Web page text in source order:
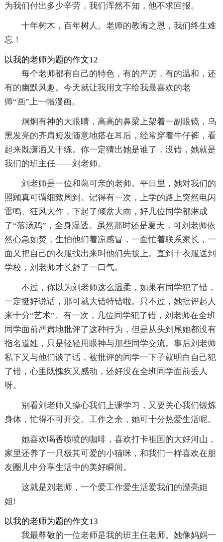
为我们付出多少辛劳，我们浑然不知，他不求回报。
十年树木，百年树人。老师的教诲之恩，我们终生难
忘！
以我的老师为题的作文12
每个老师都有自己的特色，有的严厉，有的温和，还
有的幽默风趣。今天就让我用文字给我最喜欢的老
师“画”上一幅漫画。
炯炯有神的大眼睛，高高的鼻梁上架着一副眼镜，乌
黑发亮的齐肩短发随意地搭在耳后，经常穿着牛仔裤，看
起来既潇洒又干练。你一定猜出她是谁了，没错，她就是
我们的班主任——刘老师。
刘老师是一位和蔼可亲的老师。平日里，她对我们的
照顾真可谓细致周到。记得有一次，上学的路上突然电闪
雷鸣、狂风大作，下起了倾盆大雨，好几位同学都淋成
了“落汤鸡”，全身湿透。虽然那时还是夏天，可刘老师依
然心急如焚，生怕他们着凉感冒，一面忙着联系家长，一
面又把自己的衣服找出来叫他们先披上。直到干衣服送到
学校，刘老师才长舒了一口气。
不过，你以为刘老师这么温柔，如果有同学犯了错，
一定挺好说话，那可就大错特错啦。只不过，她批评起人
来十分“艺术”。有一次，几位同学犯了错，刘老师在全班
同学面前严肃地批评了这种行为，但是从头到尾她都没有
指名道姓，只是轻轻用眼神与那些同学交流。事后刘老师
私下又与他们谈了话，被批评的同学一下子就明白自己犯
了错，心里既愧疚又感动，还好没在全班同学面前丢人
呀。
别看刘老师又操心我们上课学习，又要关心我们锻炼
身体，忙得不可开交。工作之余，她可十分热爱生活呢。
她喜欢喝香喷喷的咖啡，喜欢打卡祖国的大好河山，
家里还养了一只极其可爱的小猫咪，和我们一样喜欢在朋
友圈儿中分享生活中的美好瞬间。
这就是刘老师，一个爱工作爱生活爱我们的漂亮姐
姐!
以我的老师为题的作文13
我最尊敬的一位老师是我的班主任老师。她像妈妈一